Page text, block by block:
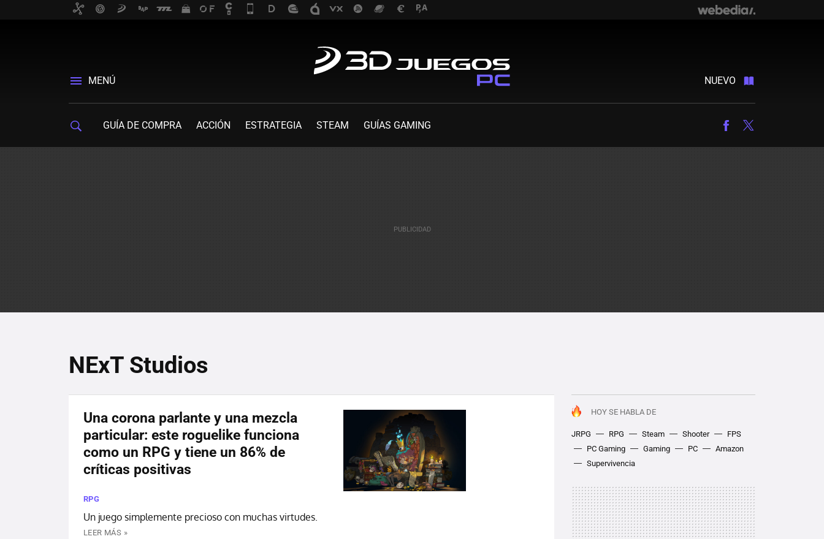
MENÚ NUEVO
GUÍA DE COMPRA ACCIÓN ESTRATEGIA STEAM GUÍAS GAMING Facebook
NExT Studios
HOY SE HABLA DE
JRPG RPG Steam Shooter
FPS
PC Gaming
Gaming PC
Amazon
Supervivencia
Una corona parlante y una mezcla
particular: este roguelike funciona
como un RPG y tiene un 86% de
críticas positivas
RPG
Un juego simplemente precioso con muchas virtudes.
LEER MÁS »